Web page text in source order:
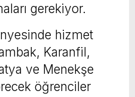
gerekiyor.
hizmet
Karanfil,
ve Menekşe
öğrenciler